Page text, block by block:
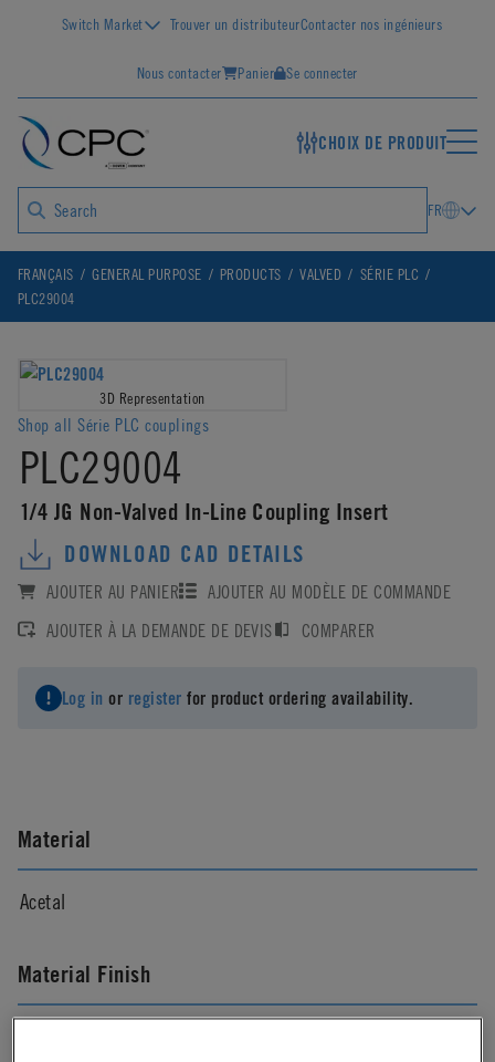
Switch Market Trouver un distributeurContacter nos ingénieurs
Nous contacter Panier Se connecter
CHOIX DE PRODUIT
FR
FRANÇAIS GENERAL PURPOSE PRODUCTS VALVED
SÉRIE PLC
PLC29004
3D Representation
Shop all Série PLC couplings
PLC29004
1/4 JG Non-Valved In-Line Coupling Insert
DOWNLOAD CAD DETAILS
AJOUTER AU PANIER
AJOUTER AU MODÈLE DE COMMANDE
AJOUTER À LA DEMANDE DE DEVIS
COMPARER
Log in or register for product ordering availability.
Material
Acetal
Material Finish